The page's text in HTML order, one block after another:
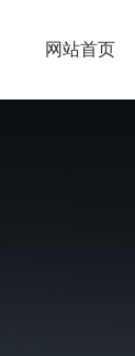
网站首页